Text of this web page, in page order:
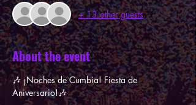
+ 13 other guests
About the event
🎶 ¡Noches de Cumbia! Fiesta de
Aniversario!🎶